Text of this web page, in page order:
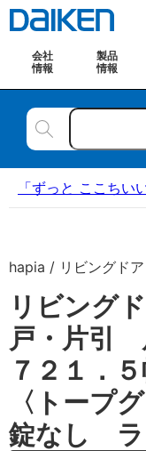
会社
情報
製品
情報
「ずっと ここち
hapia / リビングドア
リビング
戸・片引
７２１．
〈トープ
錠なし ラ